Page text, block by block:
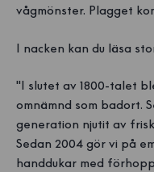
vågmönster. Plagget
I nacken kan du läsa
"I slutet av 1800-talet
omnämnd som badort.
generation njutit av
Sedan 2004 gör vi på
handdukar med